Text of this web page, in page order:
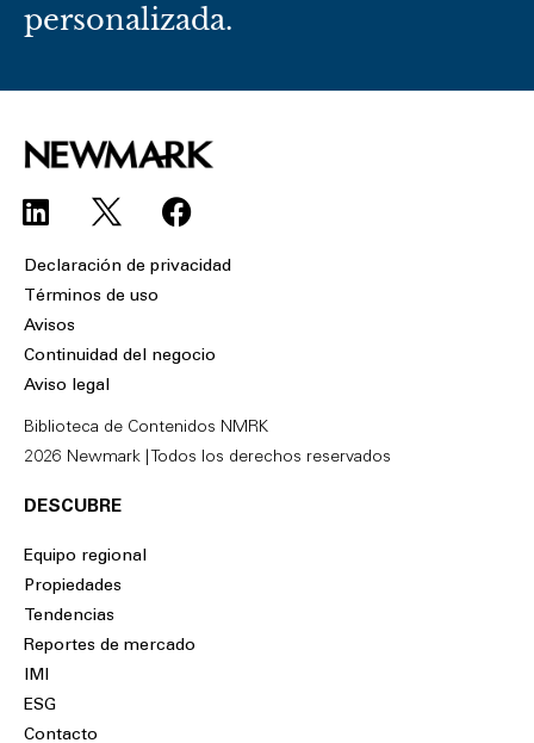
personalizada.
L
i
n
k
e
d
i
F
a
c
o
Declaración de privacidad
Términos de uso
Avisos
Continuidad del negocio
Aviso legal
Biblioteca de Contenidos NMRK
2026 Newmark | Todos los derechos reservados
DESCUBRE
Equipo regional
Propiedades
Tendencias
Reportes de mercado
IMI
ESG
Contacto